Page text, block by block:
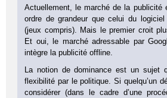
Actuellement, le marché de la publicité
ordre de grandeur que celui du
(jeux compris). Mais le premier croit
Et oui, le marché adressable par
intègre la publicité offline.
La notion de dominance est un sujet
flexibilité par le politique. Si quelqu’un
considérer (dans le cadre d’une